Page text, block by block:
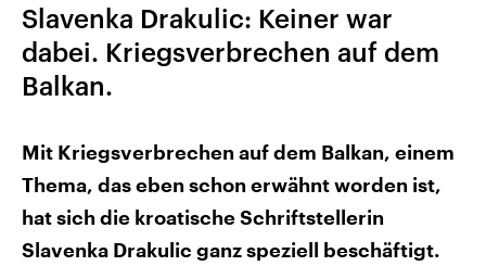
Landtagswahl Sachsen-Anhalt
Alle Informationen
USA
Hintergründe
Slavenka Drakulic: Keiner war
dabei. Kriegsverbrechen auf dem
Balkan.
Mit Kriegsverbrechen auf dem Balkan, einem
Thema, das eben schon erwähnt worden ist,
hat sich die kroatische Schriftstellerin
Slavenka Drakulic ganz speziell beschäftigt.